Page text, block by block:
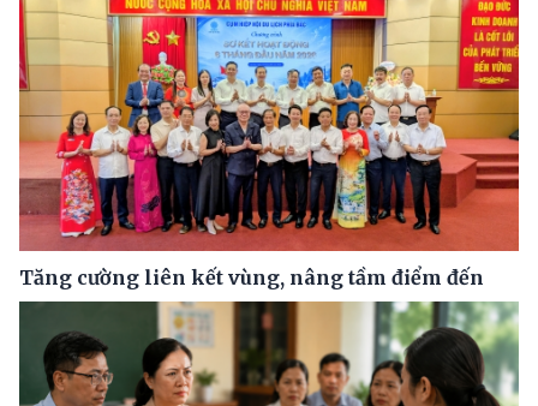
Tăng cường liên kết vùng, nâng tầm điểm đến